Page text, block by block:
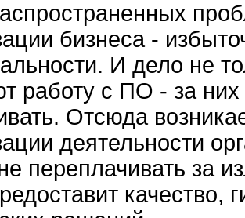
бизнеса -
И дело не
работу с ПО - за
Отсюда
деятельности
переплачивать за
качество,